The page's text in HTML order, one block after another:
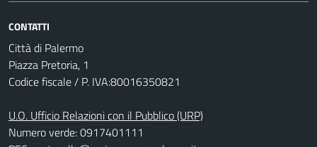
CONTATTI
Città di Palermo
Piazza Pretoria, 1
Codice fiscale / P. IVA:80016350821
U.O. Ufficio Relazioni con il Pubblico (URP)
Numero verde: 0917401111